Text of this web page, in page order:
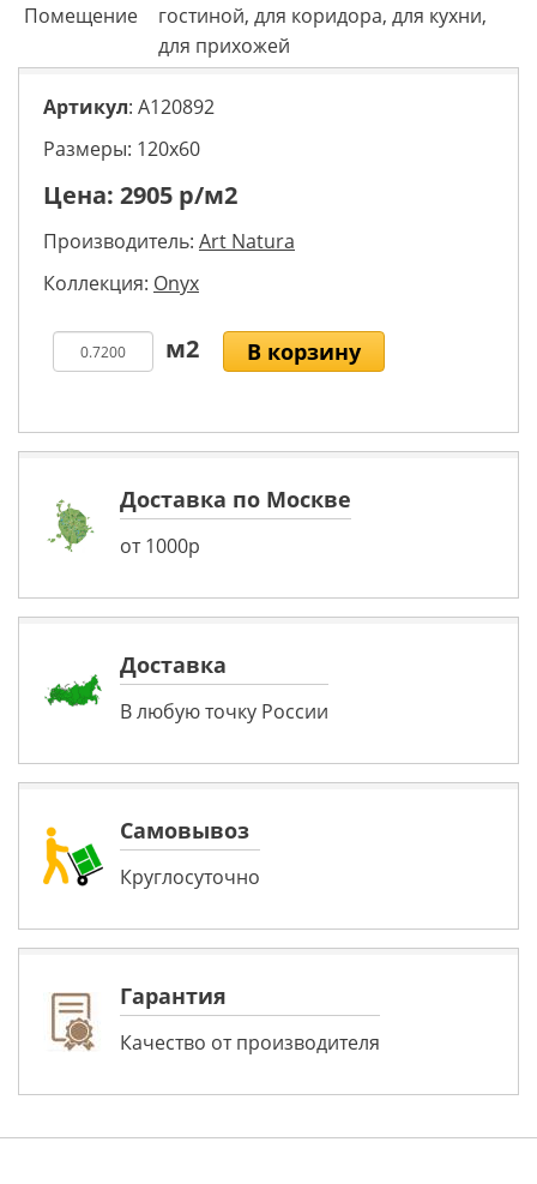
Помещение
гостиной, для коридора, для кухни,
для прихожей
Артикул: A120892
Размеры: 120х60
Цена: 2905 р/м2
Производитель: Art Natura
Коллекция: Onyx
В корзину
Доставка по Москве
от 1000р
Доставка
В любую точку России
Самовывоз
Круглосуточно
Гарантия
Качество от производителя